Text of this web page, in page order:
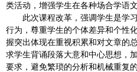
类活动，增强学生在各种场合学语
此次课程改革，强调学生是学习
行为，尊重学生的个体差异和个性
握突出体现在重视积累和对文章的
求学生背诵段落大意和中心思想，
要求，避免繁琐的分析和机械重复